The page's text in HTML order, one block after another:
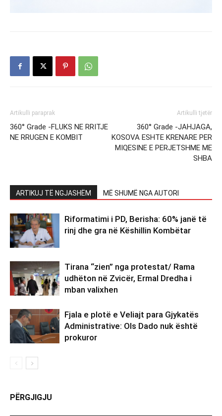
Artikulli paraprak
360° Grade -FLUKS NE RRITJE
NE RRUGEN E KOMBIT
Artikulli tjetër
360° Grade -JAHJAGA,
KOSOVA ESHTE KRENARE PER
MIQESINE E PERJETSHME ME
SHBA
ARTIKUJ TË NGJASHËM MË SHUMË NGA AUTORI
Riformatimi i PD, Berisha: 60% janë të
rinj dhe gra në Këshillin Kombëtar
Tirana “zien” nga protestat/ Rama
udhëton në Zvicër, Ermal Dredha i
mban valixhen
Fjala e plotë e Veliajt para Gjykatës
Administrative: Ols Dado nuk është
prokuror
PËRGJIGJU